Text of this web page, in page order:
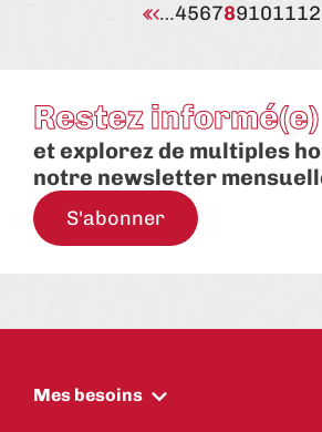
…456789101112
Restez informé(e)
et explorez de multiples
notre newsletter
S'abonner
Mes besoins